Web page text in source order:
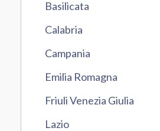
Basilicata
Calabria
Campania
Emilia Romagna
Friuli Venezia Giulia
Lazio